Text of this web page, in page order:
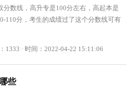
分数线，高升专是100分左右，高起本是
110分，考生的成绩过了这个分数线可有
1333 · 时间：2022-04-22 15:11:06
些